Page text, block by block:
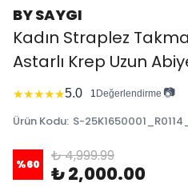
BY SAYGI
Kadın Straplez
Astarlı Krep Uzun
★★★★★5.0 1 Değerlendirme 📷
Ürün Kodu: S-
%60 ₺ 4,999.99
₺ 2,000.00